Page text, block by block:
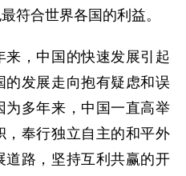
符合世界各国的利益。
来，中国的快速发展引起
发展走向抱有疑虑和误
多年来，中国一直高举
奉行独立自主的和平外
路，坚持互利共赢的开